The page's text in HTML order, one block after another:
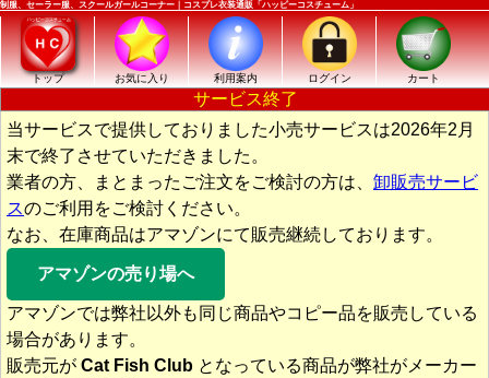
制服、セーラー服、スクールガールコーナー｜コスプレ衣装通販「ハッピーコスチューム」
トップ お気に入り 利用案内 ログイン カート
サービス終了
当サービスで提供しておりました小売サービスは2026年2月
末で終了させていただきました。
業者の方、まとまったご注文をご検討の方は、 卸販売サービ
スのご利用をご検討ください。
なお、在庫商品はアマゾンにて販売継続しております。
アマゾンの売り場へ
アマゾンでは弊社以外も同じ商品やコピー品を販売している
場合があります。
販売元が Cat Fish Club となっている商品が弊社がメーカー